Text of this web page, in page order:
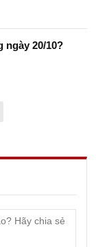
ngày 20/10?